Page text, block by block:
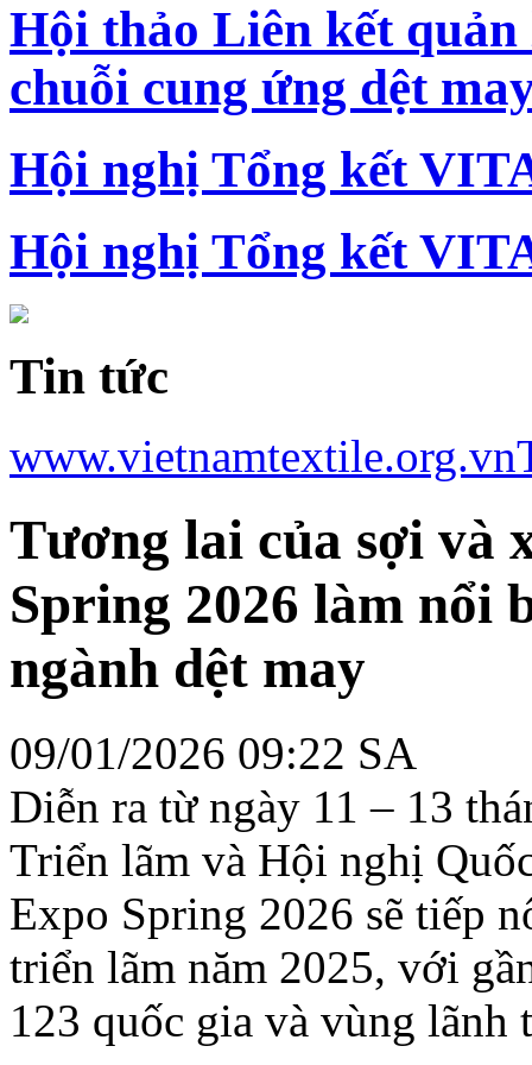
Hội thảo Liên kết
chuỗi cung ứng dệt
Hội nghị Tổng kết
Hội nghị Tổng kết
Tin tức
www.vietnamtextile.org.vn
Tương lai của sợi và
Spring 2026 làm nổi
ngành dệt may
09/01/2026 09:22 SA
Diễn ra từ ngày 11 – 13
Triển lãm và Hội nghị
Expo Spring 2026 sẽ tiếp
triển lãm năm 2025, với
123 quốc gia và vùng lãnh